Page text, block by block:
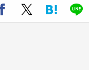
10／26】